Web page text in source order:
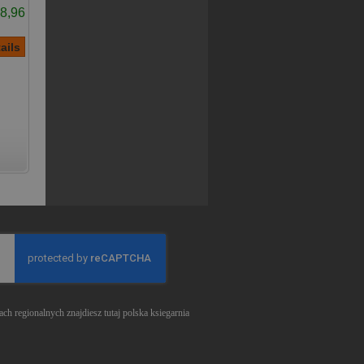
regionalnych znajdiesz tutaj polska ksiegarnia